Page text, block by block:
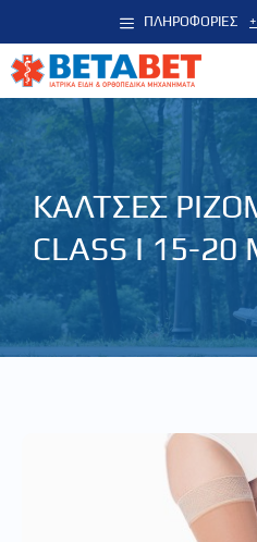
σε
περιεχόμενο
ΠΛΗΡΟΦΟΡΙΕΣ
ΚΑΛΤΣΕΣ
CLASS I 15-20